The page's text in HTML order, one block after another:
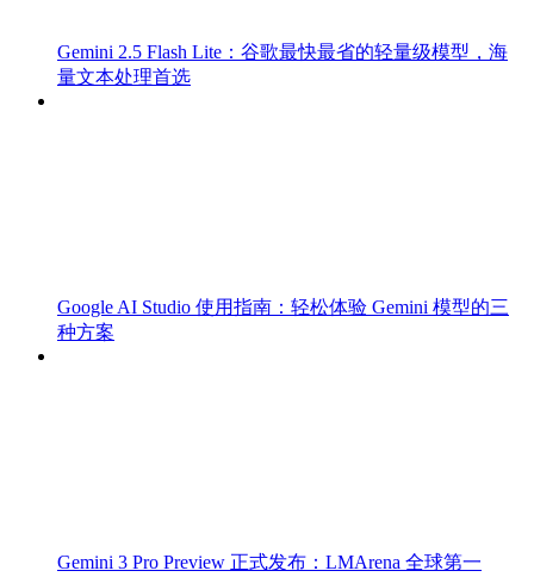
Gemini 2.5 Flash Lite：谷歌最快最省的轻量级模型，海
量文本处理首选
Google AI Studio 使用指南：轻松体验 Gemini 模型的三
种方案
Gemini 3 Pro Preview 正式发布：LMArena 全球第一